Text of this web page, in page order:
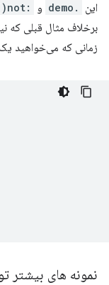
این .demo و :not()
برخلاف مثال قبلی که
زمانی که می‌خواهید
نمونه های بیشتر